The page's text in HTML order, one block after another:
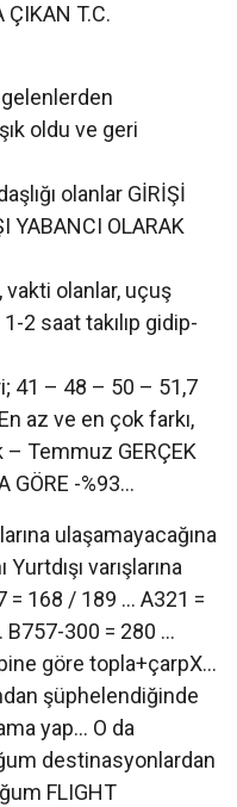
ÇIKAN T.C.
gelenlerden
oldu ve geri
olanlar GİRİŞİ
YABANCI OLARAK
vakti olanlar, uçuş
2 saat takılıp gidip-
41 – 48 – 50 – 51,7
az ve en çok farkı,
– Temmuz GERÇEK
GÖRE -%93...
ulaşamayacağına
varışlarına
= 168 / 189 ... A321 =
B757-300 = 280 ...
göre topla+çarpX...
şüphelendiğinde
yap... O da
destinasyonlardan
FLIGHT